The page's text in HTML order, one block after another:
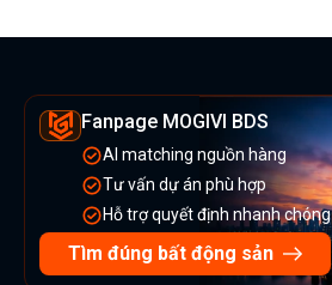
Fanpage MOGIVI BDS
AI matching nguồn hàng
Tư vấn dự án phù hợp
Hỗ trợ quyết định nhanh chóng
Tìm đúng bất động sản